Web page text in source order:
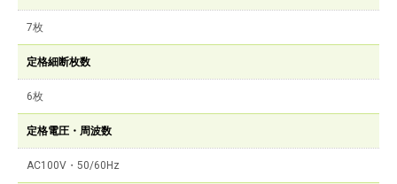
7枚
定格細断枚数
6枚
定格電圧・周波数
AC100V・50/60Hz